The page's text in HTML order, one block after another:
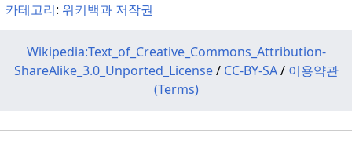
카테고리: 위키백과 저작권
Wikipedia:Text_of_Creative_Commons_Attribution-
ShareAlike_3.0_Unported_License/ CC-BY-SA/ 이용약관
(Terms)